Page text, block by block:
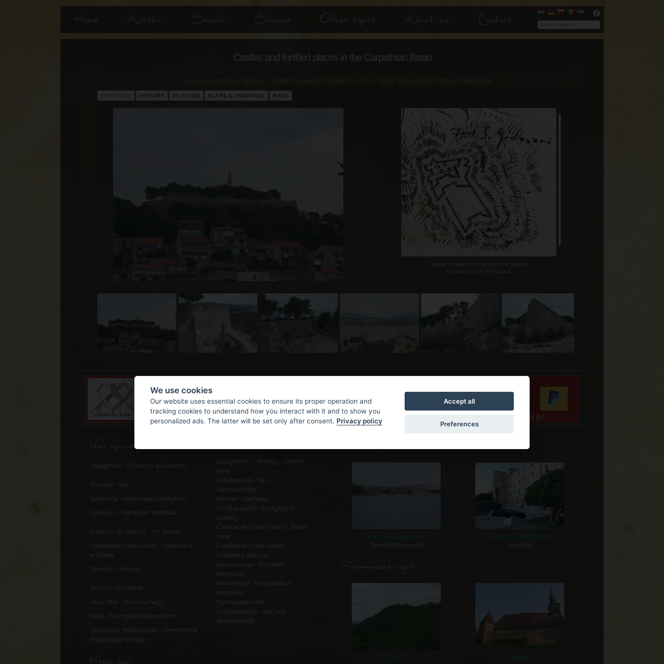
Home Articles Search Sources Other topics About us Contact
Castles and fortified places in the Carpathian Basin
Šibenik-Szebenikó - Šibenik Croatia Dalmácia Dalmatia County - Szent János erőd (Tvrđava Sveti Ivana)
HISTORY PICTURES PLANS & DRAWINGS MAPS
Please choose picture from the gallery
or click icon on the layout.
New uploads & updates
Sajógömör - Őrtorony, elővédmű
Sajógömör - Várhegy - Gömör
vára
Tornalja - Vár
Feketeváros - Vár -
Városerődítés
Szalonna - Református templom
Meszes - Várhegy
Rakaca - A templom erődfala
Pusztacsalád - Szolgagyőr,
várhely
Imbach - Imbach II., „Im Turner”
Csehberek, Cseh-Brézó - Brezó
vára
Csehberek, Cseh-Brézó - Szlatina II.
erődítés
Csehberek, Cseh-Brézó -
Szlatina I. sáncvár
Tömörd - Ilonavár
Háromudvar - Erődített
templom
Dömös - Árpádvár
Rimabrézó - Evangélikus
templom
Alsócsitár - Zsibrica hegy
Nyitragerencsér -
Kiéte - Evangélikus templom
Vulkapordány - Várhely
(feltételezett)
Oroszlány (Majkpuszta) - Premontrei
Prépostság Romjai
Mobile app
Related sights
Šibenik-Szebenikó
Szent Miklós-erőd
Šibenik-Szebenikó
Városfal
Recommended sights
Plaski Segesd
We use cookies
Our website uses essential cookies to ensure its proper operation and
tracking cookies to understand how you interact with it and to show you
personalized ads. The latter will be set only after consent. Privacy policy
Accept all
Preferences